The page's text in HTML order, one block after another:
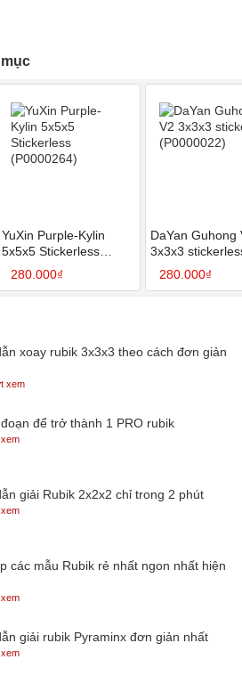
YuXin Purple-Kylin
5x5x5 Stickerless
(P0000264)
280.000₫
DaYan Guhong
3x3x3
(P0000022)
280.000₫
xoay rubik 3x3x3 theo cách đơn giản
xem
để trở thành 1 PRO rubik
giải Rubik 2x2x2 chỉ trong 2 phút
các mẫu Rubik rẻ nhất ngon nhất hiện
giải rubik Pyraminx đơn giản nhất